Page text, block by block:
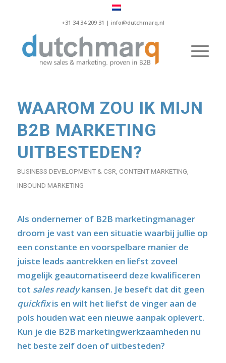
+31 34 34 209 31 | info@dutchmarq.nl
WAAROM ZOU IK MIJN
B2B MARKETING
UITBESTEDEN?
BUSINESS DEVELOPMENT & CSR CONTENT MARKETING
INBOUND MARKETING
Als ondernemer of B2B marketingmanager
droom je vast van een situatie waarbij jullie op
een constante en voorspelbare manier de
juiste leads aantrekken en liefst zoveel
mogelijk geautomatiseerd deze kwalificeren
tot sales readykansen. Je beseft dat dit geen
quickfixis en wilt het liefst de vinger aan de
pols houden wat een nieuwe aanpak oplevert.
Kun je die B2B marketingwerkzaamheden nu
het beste zelf doen of uitbesteden?